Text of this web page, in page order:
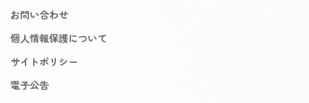
お問い合わせ
個人情報保護について
サイトポリシー
電子公告